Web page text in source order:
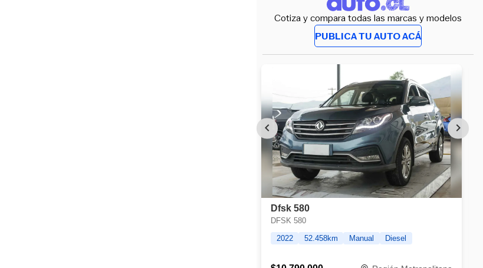
Cotiza y compara todas las marcas y modelos
PUBLICA TU AUTO ACÁ